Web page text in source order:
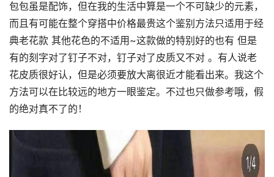
包包虽是配饰，但在我的生活中算是一个不可缺少的元素，
而且有可能在整个穿搭中价格最贵这个鉴别方法只适用于经
典老花款 其他花色的不适用~这款做的特别好的也有 但是
有的刻字对了钉子不对，钉子对了皮质又不对 。有人说老
花皮质很好认，但是必须要放大离很近才能看出来。我这个
方法可以在比较远的地方一眼鉴定。不过也只做参考哦，假
的绝对真不了的！